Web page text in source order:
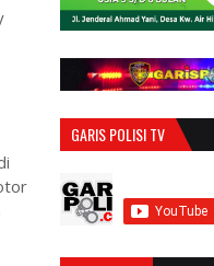
GARIS POLISI TV